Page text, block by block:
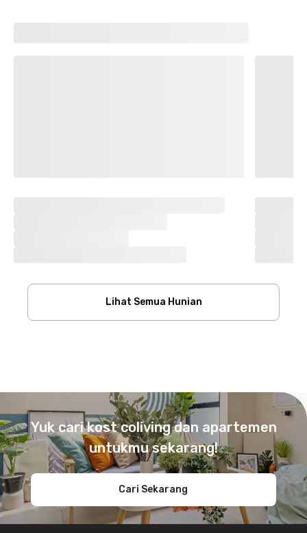
Lihat Semua Hunian
Yuk cari kost coliving dan apartemen
untukmu sekarang!
Cari Sekarang